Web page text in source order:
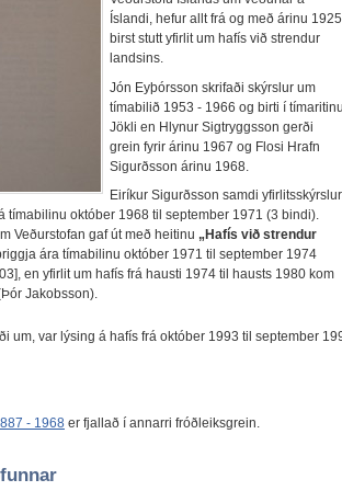
Íslandi, hefur allt frá og með árinu 1925
birst stutt yfirlit um hafís við strendur
landsins.
Jón Eyþórsson skrifaði skýrslur um
tímabilið 1953 - 1966 og birti í tímaritinu
Jökli en Hlynur Sigtryggsson gerði
grein fyrir árinu 1967 og Flosi Hrafn
Sigurðsson árinu 1968.
Eiríkur Sigurðsson samdi yfirlitsskýrslur
tímabilinu október 1968 til september 1971 (3 bindi).
Veðurstofan gaf út með heitinu „Hafís við strendur
ára tímabilinu október 1971 til september 1974
en yfirlit um hafís frá hausti 1974 til hausts 1980 kom
Jakobsson).
um, var lýsing á hafís frá október 1993 til september
- 1968 er fjallað í annarri fróðleiksgrein.